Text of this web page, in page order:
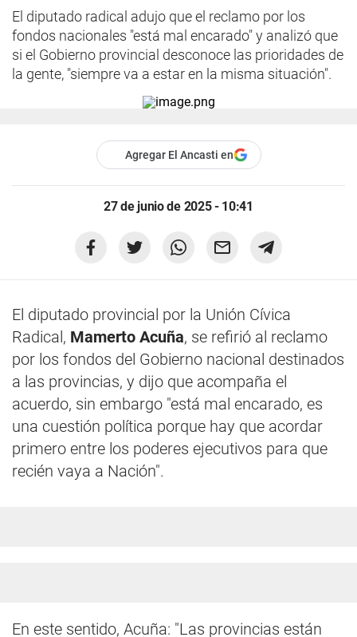
El diputado radical adujo que el reclamo por los
fondos nacionales "está mal encarado" y analizó que
si el Gobierno provincial desconoce las prioridades de
la gente, "siempre va a estar en la misma situación".
Agregar El Ancasti en
27 de junio de 2025 - 10:41
El diputado provincial por la Unión Cívica
Radical, Mamerto Acuña, se refirió al reclamo
por los fondos del Gobierno nacional destinados
a las provincias, y dijo que acompaña el
acuerdo, sin embargo "está mal encarado, es
una cuestión política porque hay que acordar
primero entre los poderes ejecutivos para que
recién vaya a Nación".
En este sentido, Acuña: "Las provincias están